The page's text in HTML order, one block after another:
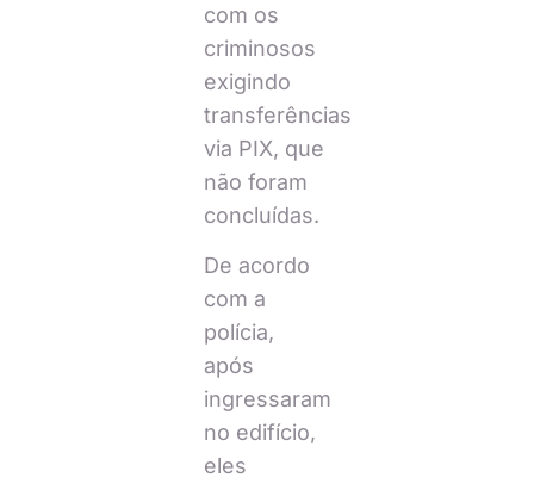
com os
criminosos
exigindo
transferências
via PIX, que
não foram
concluídas.
De acordo
com a
polícia,
após
ingressaram
no edifício,
eles